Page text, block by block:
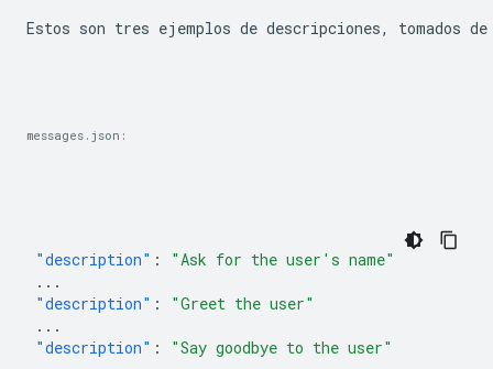
Estos son tres ejemplos de descripciones, tomados
messages.json:
"description" :
"Ask for the user's name"
...
"description" :
"Greet the user"
...
"description" : "Say goodbye to the user"